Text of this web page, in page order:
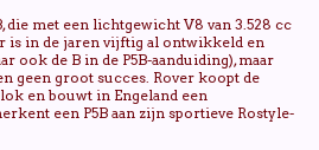
die met een lichtgewicht V8 van 3.528 cc
is in de jaren vijftig al ontwikkeld en
ook de B in de P5B-aanduiding), maar
geen groot succes. Rover koopt de
en bouwt in Engeland een
een P5B aan zijn sportieve Rostyle-